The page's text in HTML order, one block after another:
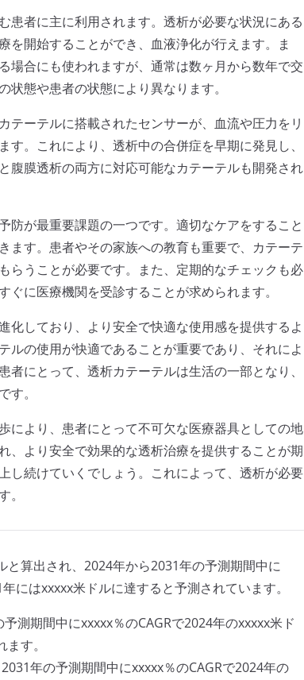
患者に主に利用されます。透析が必要な状況にある
を開始することができ、血液浄化が行えます。ま
場合にも使われますが、通常は数ヶ月から数年で交
態や患者の状態により異なります。
ーテルに搭載されたセンサーが、血流や圧力をリ
。これにより、透析中の合併症を早期に発見し、
腹膜透析の両方に対応可能なカテーテルも開発され
が最重要課題の一つです。適切なケアをすること
ます。患者やその家族への教育も重要で、カテーテ
らうことが必要です。また、定期的なチェックも必
に医療機関を受診することが求められます。
化しており、より安全で快適な使用感を提供するよ
ルの使用が快適であることが重要であり、それによ
にとって、透析カテーテルは生活の一部となり、
。
により、患者にとって不可欠な医療器具としての地
、より安全で効果的な透析治療を提供することが期
し続けていくでしょう。これによって、透析が必要
算出され、2024年から2031年の予測期間中に
にはxxxxx米ドルに達すると予測されています。
測期間中にxxxxx％のCAGRで2024年のxxxxx米ド
す。
年の予測期間中にxxxxx％のCAGRで2024年の